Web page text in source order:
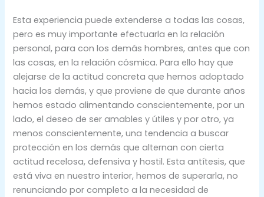
Esta experiencia puede extenderse a todas las cosas,
pero es muy importante efectuarla en la relación
personal, para con los demás hombres, antes que con
las cosas, en la relación cósmica. Para ello hay que
alejarse de la actitud concreta que hemos adoptado
hacia los demás, y que proviene de que durante años
hemos estado alimentando conscientemente, por un
lado, el deseo de ser amables y útiles y por otro, ya
menos conscientemente, una tendencia a buscar
protección en los demás que alternan con cierta
actitud recelosa, defensiva y hostil. Esta antítesis, que
está viva en nuestro interior, hemos de superarla, no
renunciando por completo a la necesidad de